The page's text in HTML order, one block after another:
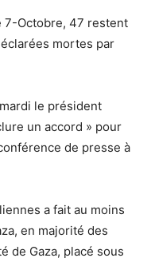
7-Octobre, 47 restent
mortes par
le président
un accord » pour
de presse à
a fait au moins
en majorité des
de Gaza, placé sous